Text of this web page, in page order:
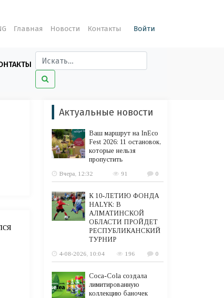
Главная Новости Контакты Войти
Актуальные новости
Ваш маршрут на InEco
Fest 2026: 11 остановок,
которые нельзя
пропустить
Вчера, 12:32
91 0
К 10-ЛЕТИЮ ФОНДА
HALYK: В
АЛМАТИНСКОЙ
ОБЛАСТИ ПРОЙДЕТ
РЕСПУБЛИКАНСКИЙ
ТУРНИР
4-08-2026, 10:04
196 0
Coca-Cola создала
лимитированную
коллекцию баночек